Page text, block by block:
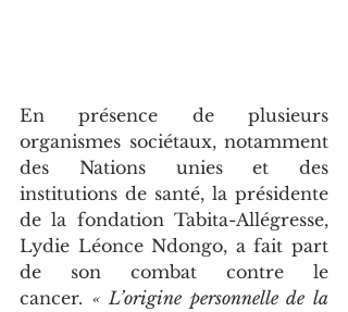
En présence de plusieurs
organismes sociétaux, notamment
des Nations unies et des
institutions de santé, la présidente
de la fondation Tabita-Allégresse,
Lydie Léonce Ndongo, a fait part
de son combat contre le
cancer. « L’origine personnelle de la